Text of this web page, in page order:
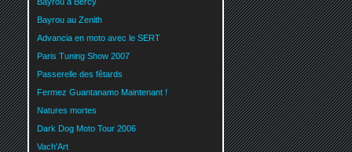
Bayrou au Zenith
Advancia en moto avec le SERT
Paris Tuning Show 2007
Passerelle des fêtards
Fermez Guantanamo Maintenant !
Natures mortes
Dark Dog Moto Tour 2006
Vach'Art